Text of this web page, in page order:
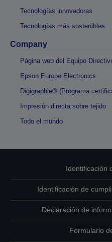
Tecnologías innovadoras
Tecnologías más sostenibles
Company
Página web del Equipo
Epson Europe Electronics
Digigraphie® (Programa
Impresión directa sobre tejido
Todo el mundo
Identificación
Identificación de
Declaración de
Formulario